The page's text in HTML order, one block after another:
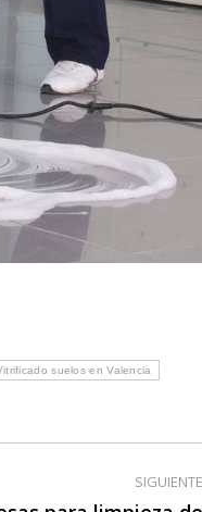
suelos en Valencia
SIGUIENTE